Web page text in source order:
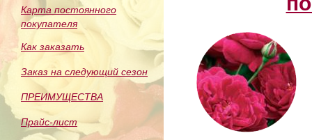
Карта постоянного
покупателя
Как заказать
Заказ на следующий сезон
ПРЕИМУЩЕСТВА
Прайс-лист